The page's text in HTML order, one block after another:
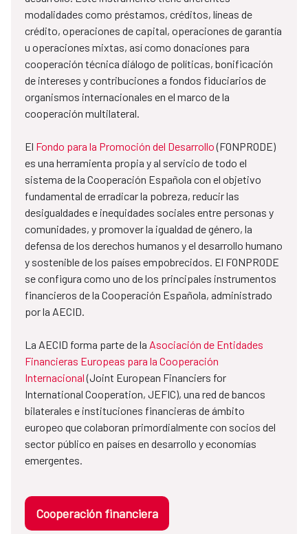
modalidades como préstamos, créditos, líneas de
crédito, operaciones de capital, operaciones de garantía
u operaciones mixtas, así como donaciones para
cooperación técnica diálogo de políticas, bonificación
de intereses y contribuciones a fondos fiduciarios de
organismos internacionales en el marco de la
cooperación multilateral.
El Fondo para la Promoción del Desarrollo(FONPRODE)
es una herramienta propia y al servicio de todo el
sistema de la Cooperación Española con el objetivo
fundamental de erradicar la pobreza, reducir las
desigualdades e inequidades sociales entre personas y
comunidades, y promover la igualdad de género, la
defensa de los derechos humanos y el desarrollo humano
y sostenible de los países empobrecidos. El FONPRODE
se configura como uno de los principales instrumentos
financieros de la Cooperación Española, administrado
por la AECID.
La AECID forma parte de la Asociación de Entidades
Financieras Europeas para la Cooperación
Internacional(Joint European Financiers for
International Cooperation, JEFIC), una red de bancos
bilaterales e instituciones financieras de ámbito
europeo que colaboran primordialmente con socios del
sector público en países en desarrollo y economías
emergentes.
Cooperación financiera